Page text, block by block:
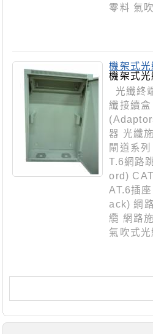
零料 氣
機架式
機架式
光纖終
纖接續
器 光纖
閘道系
T.6網路
ord)
AT.6插
ack) 網
纜 網路
氣吹式光